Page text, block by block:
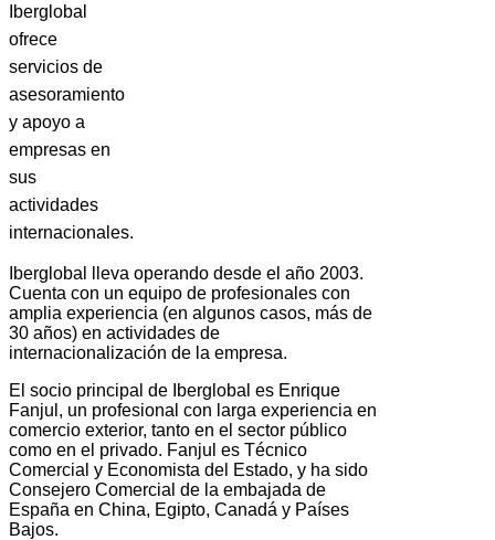
Iberglobal
ofrece
servicios de
asesoramiento
y apoyo a
empresas en
sus
actividades
internacionales.
Iberglobal lleva operando desde el año 2003.
Cuenta con un equipo de profesionales con
amplia experiencia (en algunos casos, más de
30 años) en actividades de
internacionalización de la empresa.
El socio principal de Iberglobal es Enrique
Fanjul, un profesional con larga experiencia en
comercio exterior, tanto en el sector público
como en el privado. Fanjul es Técnico
Comercial y Economista del Estado, y ha sido
Consejero Comercial de la embajada de
España en China, Egipto, Canadá y Países
Bajos.